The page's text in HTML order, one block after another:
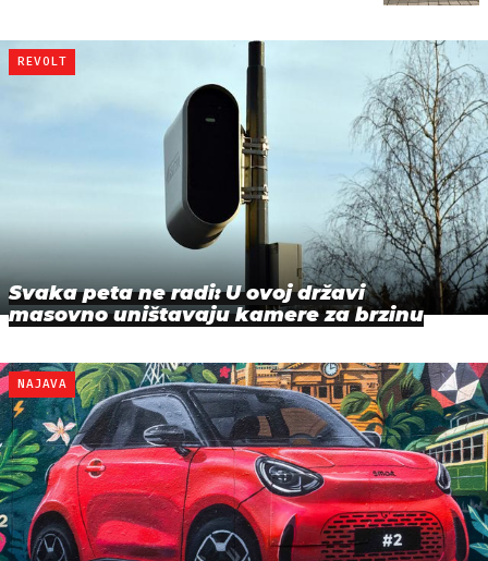
REVOLT
Svaka peta ne radi: U ovoj državi
masovno uništavaju kamere za brzinu
NAJAVA